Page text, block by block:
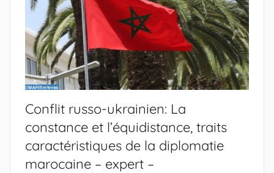
Conflit russo-ukrainien: La
constance et l’équidistance, traits
caractéristiques de la diplomatie
marocaine – expert –